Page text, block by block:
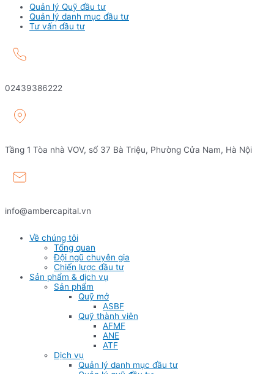
Quản lý Quỹ đầu tư
Quản lý danh mục đầu tư
Tư vấn đầu tư
02439386222
Tầng 1 Tòa nhà VOV, số 37 Bà Triệu, Phường Cửa Nam, Hà Nội
info@ambercapital.vn
Về chúng tôi
Tổng quan
Đội ngũ chuyên gia
Chiến lược đầu tư
Sản phẩm & dịch vụ
Sản phẩm
Quỹ mở
ASBF
Quỹ thành viên
AFMF
ANE
ATF
Dịch vụ
Quản lý danh mục đầu tư